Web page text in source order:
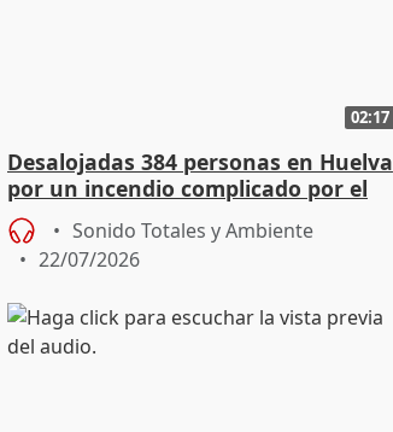
02:17
Desalojadas 384 personas en Huelva
por un incendio complicado por el
viento
Sonido Totales y Ambiente
22/07/2026